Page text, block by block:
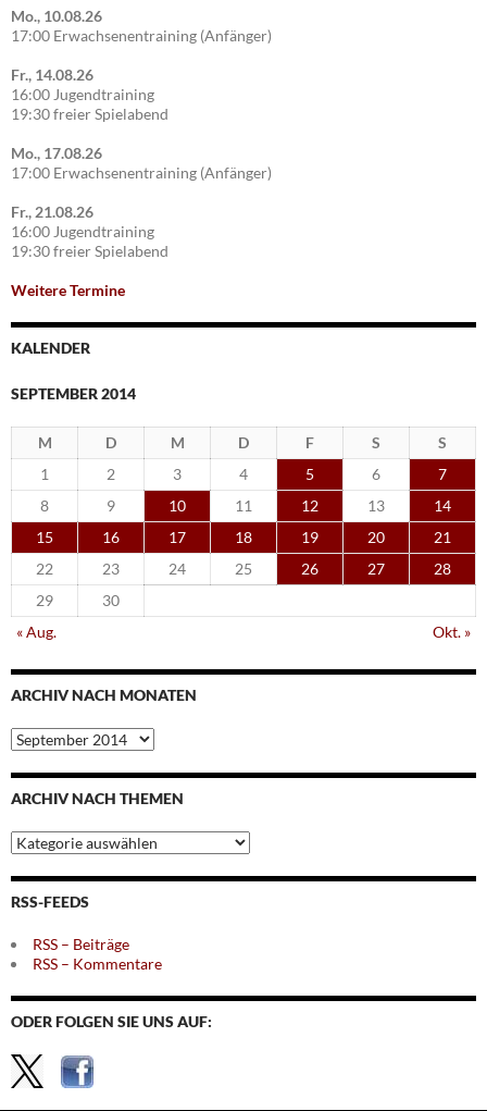
Mo., 10.08.26
17:00 Erwachsenentraining (Anfänger)
Fr., 14.08.26
16:00 Jugendtraining
19:30 freier Spielabend
Mo., 17.08.26
17:00 Erwachsenentraining (Anfänger)
Fr., 21.08.26
16:00 Jugendtraining
19:30 freier Spielabend
Weitere Termine
KALENDER
SEPTEMBER 2014
M D M D F S
S
1
2 3 4 5 6
7
8
9 10 11 12 13
14
15
16 17 18 19 20
21
22
23 24 25 26 27
28
29
30
« Aug.
Okt. »
ARCHIV NACH MONATEN
Archiv
nach
Monaten
ARCHIV NACH THEMEN
Archiv
nach
Themen
RSS-FEEDS
RSS – Beiträge
RSS – Kommentare
ODER FOLGEN SIE UNS AUF: